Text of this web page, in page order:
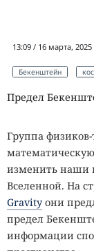
13:09 / 16 марта, 2025
Бекенштейн
Предел
Группа физиков-
изменить наши
Вселенной. На
Gravity они
предел
информации